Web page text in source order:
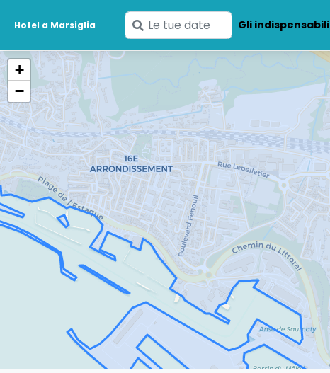
Hotel a Marsiglia
Inserisci
le
Gli indispensabili
+
−